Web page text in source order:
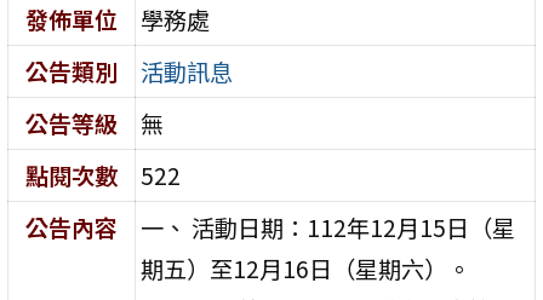
發佈單位
學務處
公告類別
活動訊息
公告等級
無
點閱次數
522
公告內容
一、 活動日期：112年12月15日（星
期五）至12月16日（星期六）。